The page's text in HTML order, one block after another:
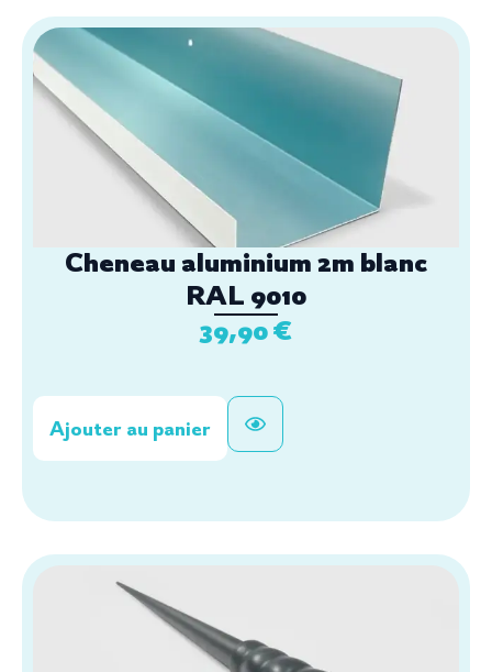
Cheneau aluminium 2m blanc
RAL 9010
39,90€
Ajouter au panier